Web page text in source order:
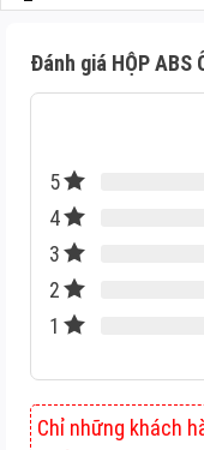
Đánh giá HỘP ABS
5
4
3
2
1
Chỉ những khách